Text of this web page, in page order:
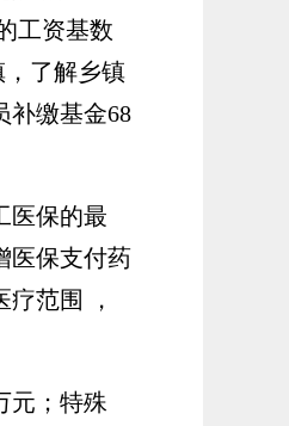
工资基数
了解乡镇
补缴基金68
医保的最
医保支付药
范围 ，
元；特殊